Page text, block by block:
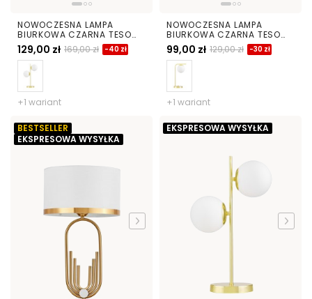
NOWOCZESNA LAMPA
BIURKOWA CZARNA TESO
W2
129,00 zł 169,00 zł -40 zł
+1 wariant
NOWOCZESNA LAMPA
BIURKOWA CZARNA TESO
W1
99,00 zł 129,00 zł -30 zł
+1 wariant
BESTSELLER
EKSPRESOWA WYSYŁKA
EKSPRESOWA WYSYŁKA